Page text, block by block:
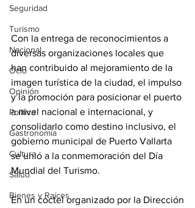
Seguridad
Turismo
Nacional
Ocio
Opinión
Política
Gastronomía
Cultura
Salud
Bienes y Raíces
Con la entrega de reconocimientos a
diversas organizaciones locales que
han contribuido al mejoramiento de la
imagen turística de la ciudad, el impulso
y la promoción para posicionar el puerto
a nivel nacional e internacional, y
consolidarlo como destino inclusivo, el
gobierno municipal de Puerto Vallarta
se unió a la conmemoración del Día
Mundial del Turismo.
En un coctel organizado por la Dirección